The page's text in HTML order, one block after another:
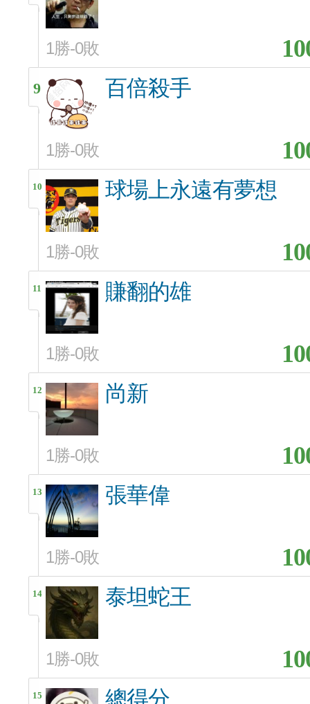
1勝-0敗
9 百倍殺手
1勝-0敗
10 球場上永遠有夢想
1勝-0敗
11 賺翻的雄
1勝-0敗
12 尚新
1勝-0敗
13 張華偉
1勝-0敗
14 泰坦蛇王
1勝-0敗
15 總得分